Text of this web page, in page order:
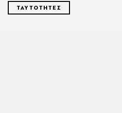
ΤΑΥΤΟΤΗΤΕΣ